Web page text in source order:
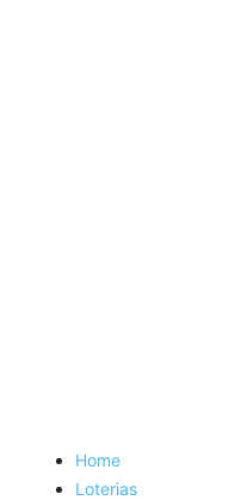
Home
Loterias